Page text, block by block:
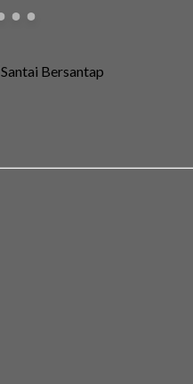
Santai Bersantap